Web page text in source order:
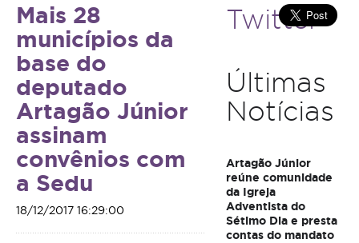
Mais 28
municípios da
base do
deputado
Artagão Júnior
assinam
convênios com
a Sedu
18/12/2017 16:29:00
Twitter
Últimas
Notícias
Artagão Júnior
reúne comunidade
da Igreja
Adventista do
Sétimo Dia e presta
contas do mandato